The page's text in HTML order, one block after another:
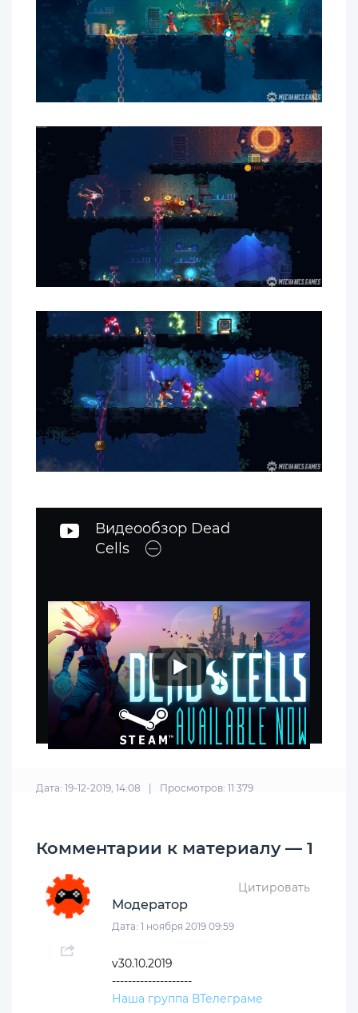
Видеообзор Dead
Cells
Дата: 19-12-2019, 14:08 Просмотров: 11 379
Комментарии к материалу — 1
Цитировать
Модератор
Дата: 1 ноября 2019 09:59
v30.10.2019
--------------------
Наша группа ВТелеграме